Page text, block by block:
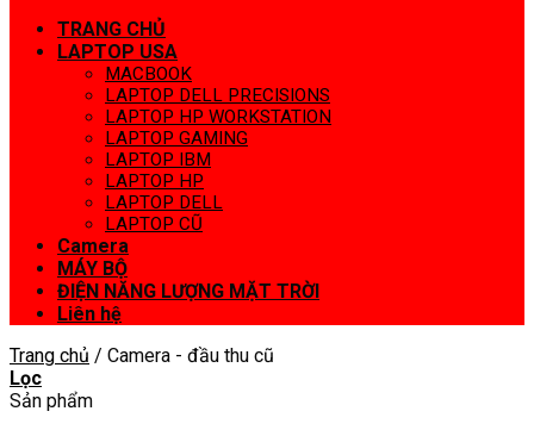
TRANG CHỦ
LAPTOP USA
MACBOOK
LAPTOP DELL PRECISIONS
LAPTOP HP WORKSTATION
LAPTOP GAMING
LAPTOP IBM
LAPTOP HP
LAPTOP DELL
LAPTOP CŨ
Camera
MÁY BỘ
ĐIỆN NĂNG LƯỢNG MẶT TRỜI
Liên hệ
Trang chủ / Camera - đầu thu cũ
Lọc
Sản phẩm